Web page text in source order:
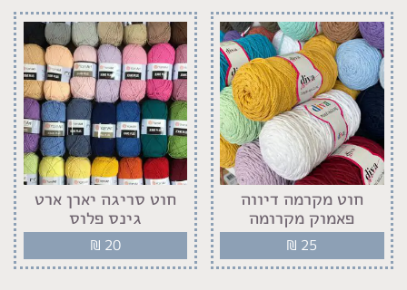
חוט מקרמה דיווה
פאמוק מקרומה
₪ 25
חוט סריגה יארן ארט
גינס פלוס
₪ 20